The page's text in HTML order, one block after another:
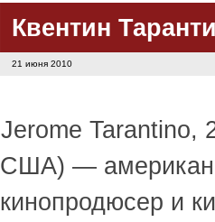
Квентин
21 июня 2010
Jerome Tarantino,
США) —
кинопродюсер и